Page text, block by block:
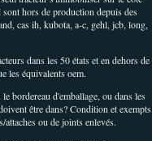
hors de production depuis des
cas ih, kubota, a-c, gehl, jcb, long,
dans les 50 états et en dehors de
les équivalents oem.
bordereau d'emballage, ou dans les
être dans? Condition et exempts
ou de joints enlevés.